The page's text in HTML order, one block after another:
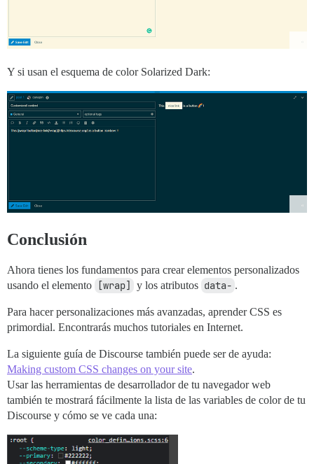
Y si usan el esquema de color Solarized Dark:
Conclusión
Ahora tienes los fundamentos para crear elementos personalizados
usando el elemento
[wrap] y los atributos data- .
Para hacer personalizaciones más avanzadas, aprender CSS es
primordial. Encontrarás muchos tutoriales en Internet.
La siguiente guía de Discourse también puede ser de ayuda:
Making custom CSS changes on your site.
Usar las herramientas de desarrollador de tu navegador web
también te mostrará fácilmente la lista de las variables de color de tu
Discourse y cómo se ve cada una: